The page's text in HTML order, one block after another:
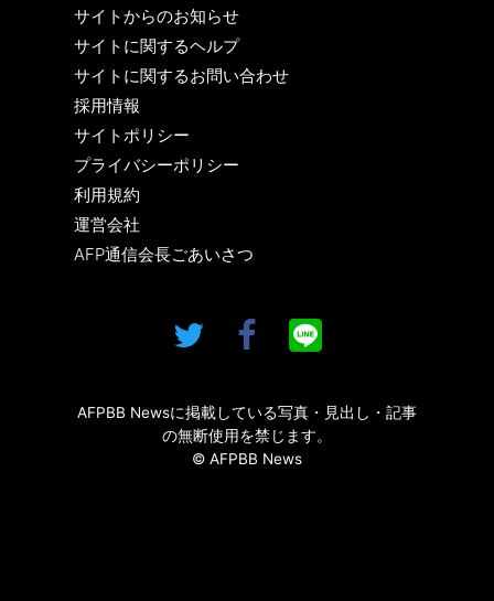
サイトからのお知らせ
サイトに関するヘルプ
サイトに関するお問い合わせ
採用情報
サイトポリシー
プライバシーポリシー
利用規約
運営会社
AFP通信会長ごあいさつ
AFPBB Newsに掲載している写真・見出し・記事
の無断使用を禁じます。
© AFPBB News